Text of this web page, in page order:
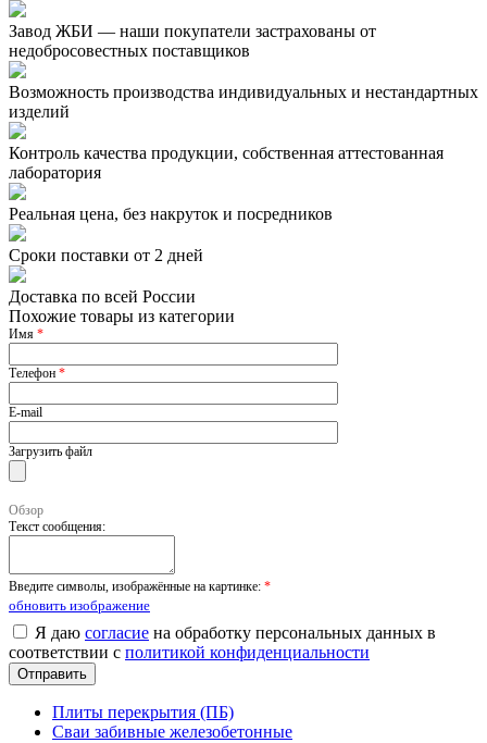
Завод ЖБИ — наши покупатели застрахованы от
недобросовестных поставщиков
Возможность производства индивидуальных и нестандартных
изделий
Контроль качества продукции, собственная аттестованная
лаборатория
Реальная цена, без накруток и посредников
Сроки поставки от 2 дней
Доставка по всей России
Похожие товары из категории
Имя *
Телефон *
E-mail
Загрузить файл
Обзор
Текст сообщения:
Введите символы, изображённые на картинке: *
обновить изображение
Я даю согласие на обработку персональных данных в
соответствии с политикой конфиденциальности
Плиты перекрытия (ПБ)
Сваи забивные железобетонные